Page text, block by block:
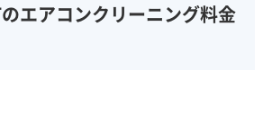
エアコンクリーニング料金